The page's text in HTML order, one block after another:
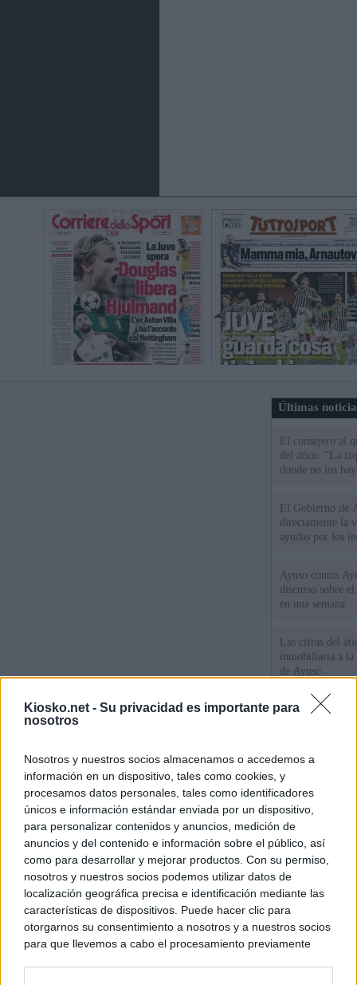
Kiosko.net - Su privacidad es importante para
nosotros
Nosotros y nuestros socios almacenamos o accedemos a
información en un dispositivo, tales como cookies, y
procesamos datos personales, tales como identificadores
únicos e información estándar enviada por un dispositivo,
para personalizar contenidos y anuncios, medición de
anuncios y del contenido e información sobre el público, así
como para desarrollar y mejorar productos. Con su permiso,
nosotros y nuestros socios podemos utilizar datos de
localización geográfica precisa e identificación mediante las
características de dispositivos. Puede hacer clic para
otorgarnos su consentimiento a nosotros y a nuestros socios
para que llevemos a cabo el procesamiento previamente
Últimas
El consejero al
del ático: "La
donde no los
El Gobierno de
directamente la
ayudas por los
Ayuso contra
discurso sobre
en una semana
Las cifras del
inmobiliaria a la
de Ayuso
La empresa
Ayuso reina en
© Kiosko.net Aviso Legal Privacidad y Cookies